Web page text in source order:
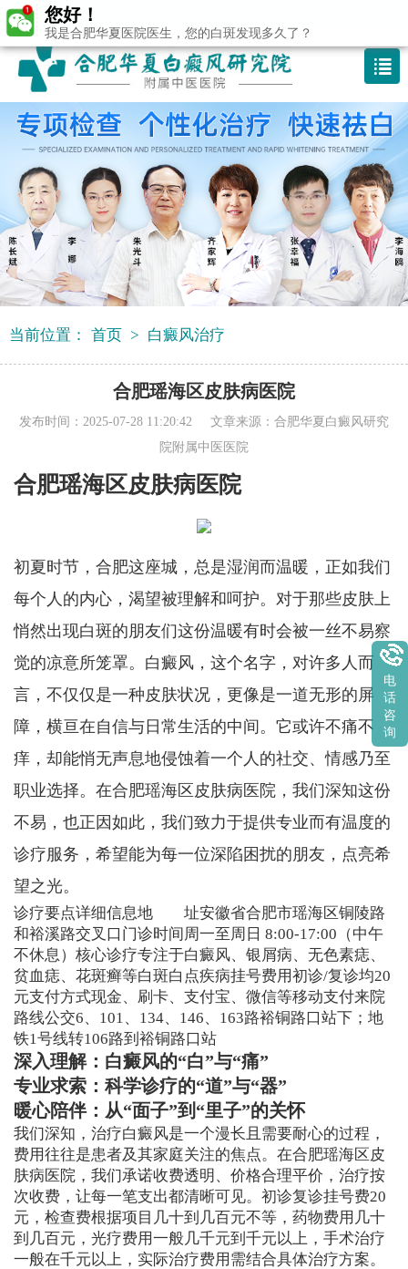
当前位置： 首页 > 白癜风治疗
合肥瑶海区皮肤病医院
发布时间：2025-07-28 11:20:42 文章来源： 合肥华夏白癜风研究
院附属中医医院
合肥瑶海区皮肤病医院
初夏时节，合肥这座城，总是湿润而温暖，正如我们
每个人的内心，渴望被理解和呵护。对于那些皮肤上
悄然出现白斑的朋友们这份温暖有时会被一丝不易察
觉的凉意所笼罩。白癜风，这个名字，对许多人而
言，不仅仅是一种皮肤状况，更像是一道无形的屏
障，横亘在自信与日常生活的中间。它或许不痛不
痒，却能悄无声息地侵蚀着一个人的社交、情感乃至
职业选择。在合肥瑶海区皮肤病医院，我们深知这份
不易，也正因如此，我们致力于提供专业而有温度的
诊疗服务，希望能为每一位深陷困扰的朋友，点亮希
望之光。
诊疗要点详细信息地 址安徽省合肥市瑶海区铜陵路
和裕溪路交叉口门诊时间周一至周日 8:00-17:00（中午
不休息）核心诊疗专注于白癜风、银屑病、无色素痣、
贫血痣、花斑癣等白斑白点疾病挂号费用初诊/复诊均20
元支付方式现金、刷卡、支付宝、微信等移动支付来院
路线公交6、101、134、146、163路裕铜路口站下；地
铁1号线转106路到裕铜路口站
深入理解：白癜风的“白”与“痛”
专业求索：科学诊疗的“道”与“器”
暖心陪伴：从“面子”到“里子”的关怀
我们深知，治疗白癜风是一个漫长且需要耐心的过程，
费用往往是患者及其家庭关注的焦点。在合肥瑶海区皮
肤病医院，我们承诺收费透明、价格合理平价，治疗按
次收费，让每一笔支出都清晰可见。初诊复诊挂号费20
元，检查费根据项目几十到几百元不等，药物费用几十
到几百元，光疗费用一般几千元到千元以上，手术治疗
一般在千元以上，实际治疗费用需结合具体治疗方案。
电
话
咨
询
您好！
我是合肥华夏医院医生，您的白斑发现多久了？